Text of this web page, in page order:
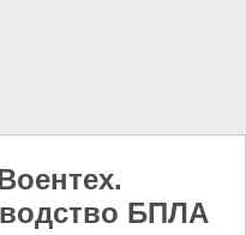
БПЛА